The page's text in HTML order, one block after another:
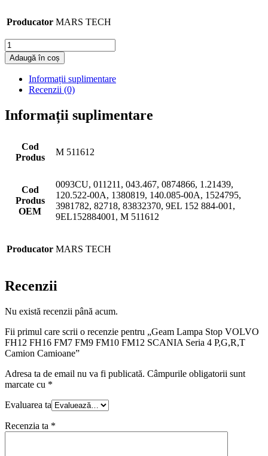
Producator MARS TECH
Cantitate
Adaugă în coș
Informații suplimentare
Recenzii (0)
Informații suplimentare
Cod
Produs
M 511612
Cod
Produs
OEM
0093CU, 011211, 043.467, 0874866, 1.21439,
120.522-00A, 1380819, 140.085-00A, 1524795,
3981782, 82718, 83832370, 9EL 152 884-001,
9EL152884001, M 511612
Producator MARS TECH
Recenzii
Nu există recenzii până acum.
Fii primul care scrii o recenzie pentru „Geam Lampa Stop VOLVO
FH12 FH16 FM7 FM9 FM10 FM12 SCANIA Seria 4 P,G,R,T
Camion Camioane”
Adresa ta de email nu va fi publicată. Câmpurile obligatorii sunt
marcate cu *
Evaluarea ta
Recenzia ta *